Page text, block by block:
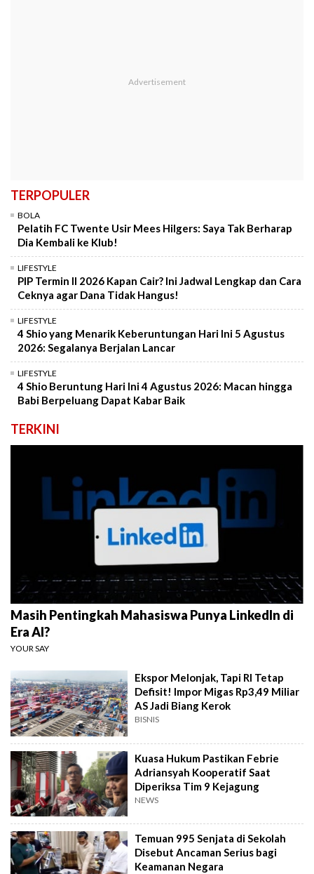
TERPOPULER
BOLA
Pelatih FC Twente Usir Mees Hilgers: Saya Tak Berharap
Dia Kembali ke Klub!
LIFESTYLE
PIP Termin II 2026 Kapan Cair? Ini Jadwal Lengkap dan Cara
Ceknya agar Dana Tidak Hangus!
LIFESTYLE
4 Shio yang Menarik Keberuntungan Hari Ini 5 Agustus
2026: Segalanya Berjalan Lancar
LIFESTYLE
4 Shio Beruntung Hari Ini 4 Agustus 2026: Macan hingga
Babi Berpeluang Dapat Kabar Baik
TERKINI
Masih Pentingkah Mahasiswa Punya LinkedIn di
Era AI?
YOUR SAY
Ekspor Melonjak, Tapi RI Tetap
Defisit! Impor Migas Rp3,49 Miliar
AS Jadi Biang Kerok
BISNIS
Kuasa Hukum Pastikan Febrie
Adriansyah Kooperatif Saat
Diperiksa Tim 9 Kejagung
NEWS
Temuan 995 Senjata di Sekolah
Disebut Ancaman Serius bagi
Keamanan Negara